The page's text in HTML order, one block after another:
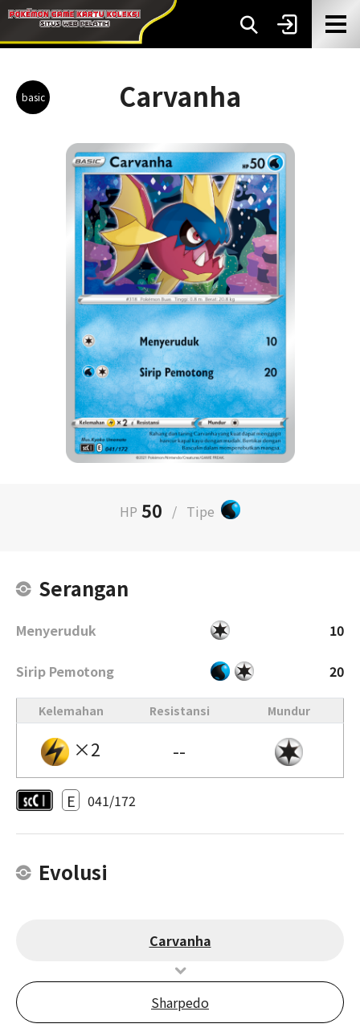
basic Carvanha
HP 50 / Tipe
Serangan
Menyeruduk 10
Sirip Pemotong 20
Kelemahan Resistansi Mundur
×2 --
E 041/172
Evolusi
Carvanha
Sharpedo